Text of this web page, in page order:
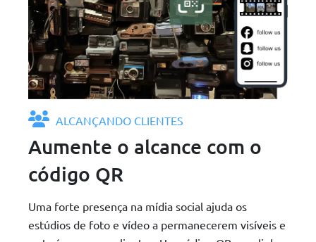
ALCANÇANDO CLIENTES
Aumente o alcance com o
código QR
Uma forte presença na mídia social ajuda os
estúdios de foto e vídeo a permanecerem visíveis e